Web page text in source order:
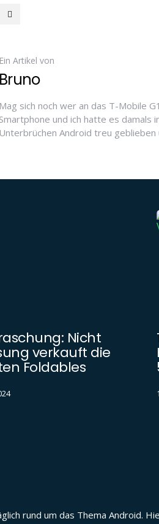
Ein Artikel von
Bruno
Mag sich noch wer an das T-Mobile
Smartphone und ich hatte es damals
Unterbrüchen Android treu
Nicht
verkauft die
Foldables
rund um das Thema Android.